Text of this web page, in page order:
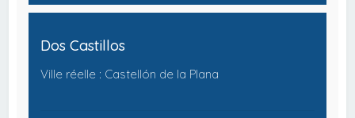
Dos Castillos
Ville réelle : Castellón de la Plana